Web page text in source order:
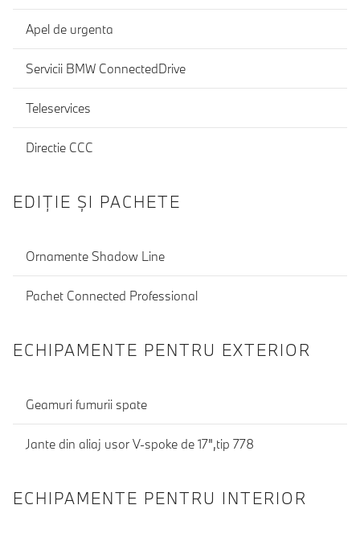
Apel de urgenta
Servicii BMW ConnectedDrive
Teleservices
Directie CCC
EDIŢIE ŞI PACHETE
Ornamente Shadow Line
Pachet Connected Professional
ECHIPAMENTE PENTRU EXTERIOR
Geamuri fumurii spate
Jante din aliaj usor V-spoke de 17",tip 778
ECHIPAMENTE PENTRU INTERIOR